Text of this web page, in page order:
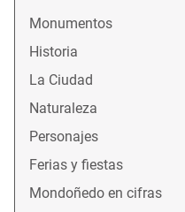
Monumentos
Historia
La Ciudad
Naturaleza
Personajes
Ferias y fiestas
Mondoñedo en cifras